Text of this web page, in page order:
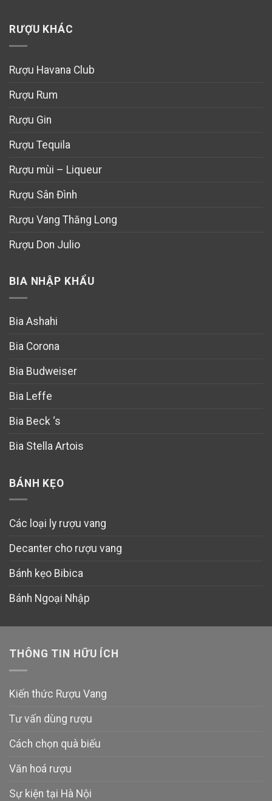
RƯỢU KHÁC
Rượu Havana Club
Rượu Rum
Rượu Gin
Rượu Tequila
Rượu mùi – Liqueur
Rượu Sân Đình
Rượu Vang Thăng Long
Rượu Don Julio
BIA NHẬP KHẨU
Bia Ashahi
Bia Corona
Bia Budweiser
Bia Leffe
Bia Beck ‘s
Bia Stella Artois
BÁNH KẸO
Các loại ly rượu vang
Decanter cho rượu vang
Bánh kẹo Bibica
Bánh Ngoại Nhập
THÔNG TIN HỮU ÍCH
Kiến thức Rượu Vang
Tư vấn dùng rượu
Cách chọn quà biếu
Văn hoá rượu
Sự kiện tại Hà Nội